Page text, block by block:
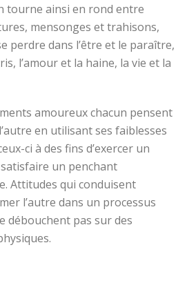
tourne ainsi en rond entre
mensonges et trahisons,
perdre dans l’être et le paraître,
l’amour et la haine, la vie et la
amoureux chacun pensent
en utilisant ses faiblesses
ci à des fins d’exercer un
un penchant
Attitudes qui conduisent
l’autre dans un processus
débouchent pas sur des